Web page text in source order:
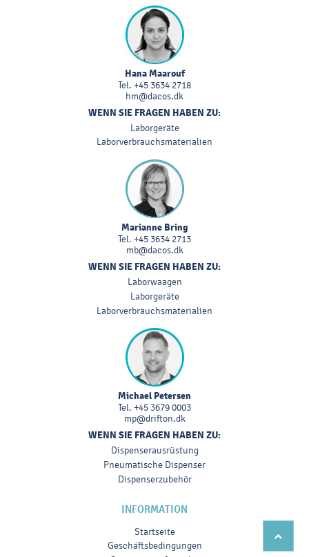
Hana Maarouf
Tel. +45 3634 2718
hm@dacos.dk
WENN SIE FRAGEN HABEN ZU:
Laborgeräte
Laborverbrauchsmaterialien
Marianne Bring
Tel. +45 3634 2713
mb@dacos.dk
WENN SIE FRAGEN HABEN ZU:
Laborwaagen
Laborgeräte
Laborverbrauchsmaterialien
Michael Petersen
Tel. +45 3679 0003
mp@drifton.dk
WENN SIE FRAGEN HABEN ZU:
Dispenserausrüstung
Pneumatische Dispenser
Dispenserzubehör
INFORMATION
Startseite
Geschäftsbedingungen